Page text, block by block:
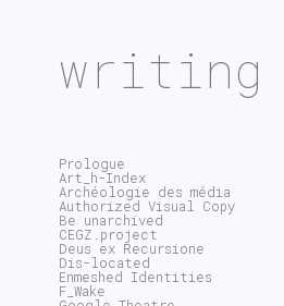
writing
Prologue
Art_h-Index
Archéologie des média
Authorized Visual Copy
Be unarchived
CEGZ.project
Deus ex Recursione
Dis-located
Enmeshed Identities
F_Wake